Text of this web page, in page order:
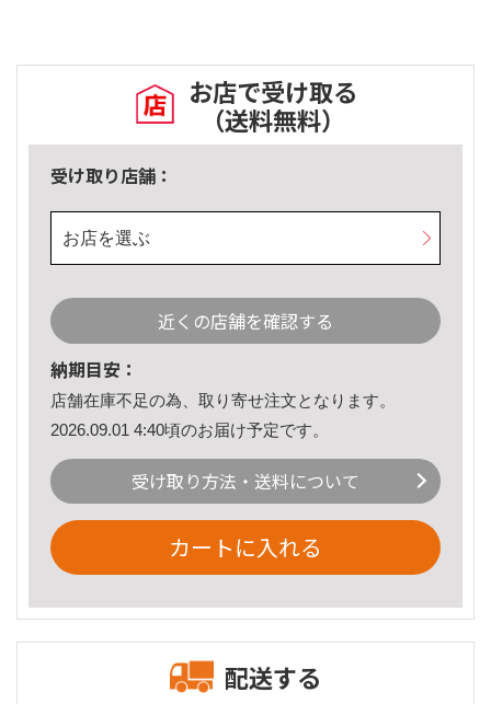
お店で受け取る
（送料無料）
受け取り店舗：
お店を選ぶ
近くの店舗を確認する
納期目安：
店舗在庫不足の為、取り寄せ注文となります。
2026.09.01 4:40頃のお届け予定です。
受け取り方法・送料について
カートに入れる
配送する